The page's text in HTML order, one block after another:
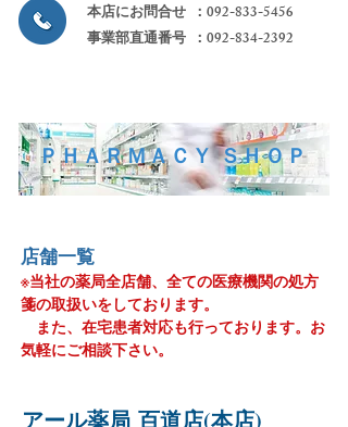
本店にお問合せ ：092-833-5456
事業部直通番号 ： 092-834-2392
ＰＨＡＲＭＡＣＹ ＳＨＯＰ
​店舗一覧
※当社の薬局全店舗、全ての医療機関の処方
箋の取扱いをしております。
また、在宅患者対応も行っております。お
気軽にご相談下さい。
​アール薬局 百道店(本店)